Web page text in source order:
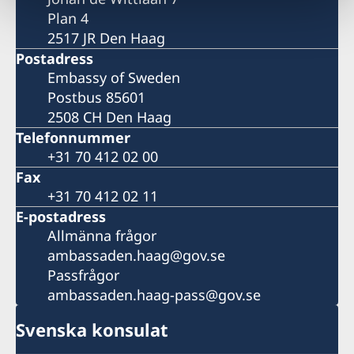
Plan 4
2517 JR Den Haag
Postadress
Embassy of Sweden
Postbus 85601
2508 CH Den Haag
Telefonnummer
+31 70 412 02 00
Fax
+31 70 412 02 11
E-postadress
Allmänna frågor
ambassaden.haag@gov.se
Passfrågor
ambassaden.haag-pass@gov.se
Svenska konsulat